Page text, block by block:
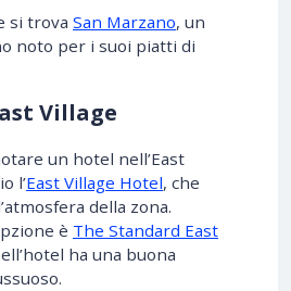
si trova San Marzano, un
noto per i suoi piatti di
Village
un hotel nell’East
l’East Village Hotel, che
della zona.
è The Standard East
ha una buona